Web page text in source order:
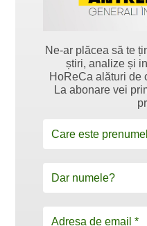
Ne-ar plăcea să te
știri, analize și
HoReCa alături de
La abonare vei